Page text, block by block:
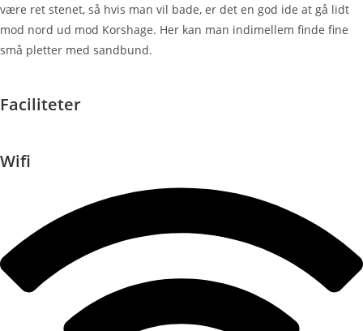
være ret stenet, så hvis man vil bade, er det en god ide at gå lidt
mod nord ud mod Korshage. Her kan man indimellem finde fine
små pletter med sandbund.
Faciliteter
Wifi